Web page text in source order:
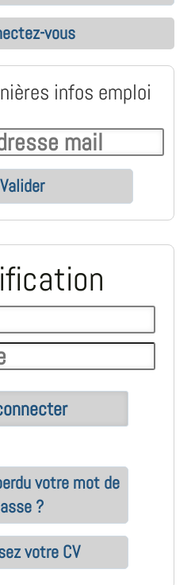
vous
infos emploi
Valider
votre mot de
?
votre CV